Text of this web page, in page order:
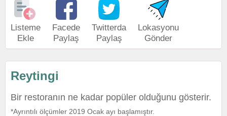
Listeme
Ekle
Facede
Paylaş
Twitterda
Paylaş
Lokasyonu
Gönder
Reytingi
Bir restoranın ne kadar popüler olduğunu gösterir.
*Ayrıntılı ölçümler 2019 Ocak ayı başlamıştır.